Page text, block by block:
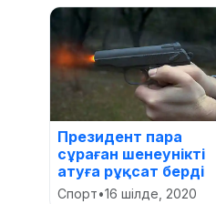
Президент пара
сұраған шенеунікті
атуға рұқсат берді
Спорт•16 шілде, 2020